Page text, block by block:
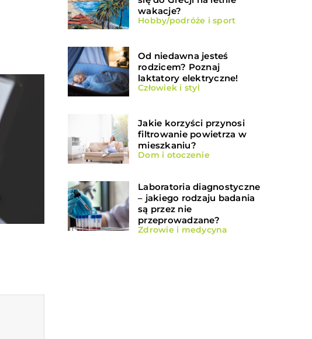
wakacje?
Hobby/podróże i sport
Od niedawna jesteś
rodzicem? Poznaj
laktatory elektryczne!
Człowiek i styl
Jakie korzyści przynosi
filtrowanie powietrza w
mieszkaniu?
Dom i otoczenie
Laboratoria diagnostyczne
– jakiego rodzaju badania
są przez nie
przeprowadzane?
Zdrowie i medycyna